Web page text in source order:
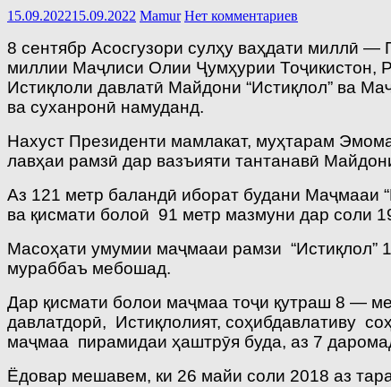
15.09.202215.09.2022 Mamur Нет комментариев
8 сентябр Асосгузори сулҳу ваҳдати миллӣ
миллии Маҷлиси Олии Ҷумҳурии Тоҷикистон,
Истиқлоли давлатӣ Майдони “Истиқлол” ва
ва суханронӣ намуданд.
Нахуст Президенти мамлакат, муҳтарам
лавҳаи рамзӣ дар вазъияти тантанавӣ
Аз 121 метр баландӣ иборат будани Маҷмааи
ва қисмати болоӣ 91 метр мазмуни дар
Масоҳати умумии маҷмааи рамзи “Истиқлол”
мураббаъ мебошад.
Дар қисмати болои маҷмаа тоҷи қутраш 8 —
давлатдорӣ, Истиқлолият, соҳибдавлативу
маҷмаа пирамидаи ҳаштрӯя буда, аз 7
Ёдовар мешавем, ки 26 майи соли 2018 аз